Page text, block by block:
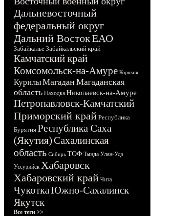
Дальневосточный
федеральный округ
Дальний ВостокЕАО
Забайкалье Забайкальский край
Камчатский край
Комсомольск-на-Амуре Корякия
КурилыМагадан Магаданская
область Находка Николаевск-на-Амуре
Петропавловск-Камчатский
Приморский край Республика
Бурятия Республика Саха
(Якутия)Сахалинская
область Сибирь ТОФ Тында Улан-Удэ
Уссурийск Хабаровск
Хабаровский край Чита
ЧукоткаЮжно-Сахалинск
Якутск
Все теги >>